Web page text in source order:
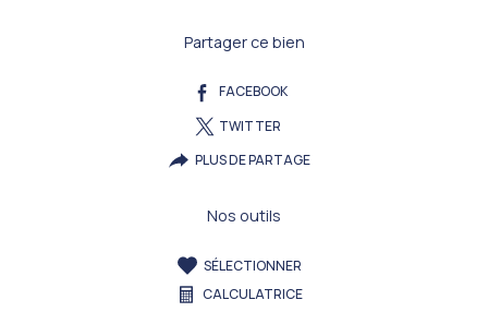
Partager ce bien
FACEBOOK
TWITTER
PLUS DE PARTAGE
Nos outils
SÉLECTIONNER
CALCULATRICE